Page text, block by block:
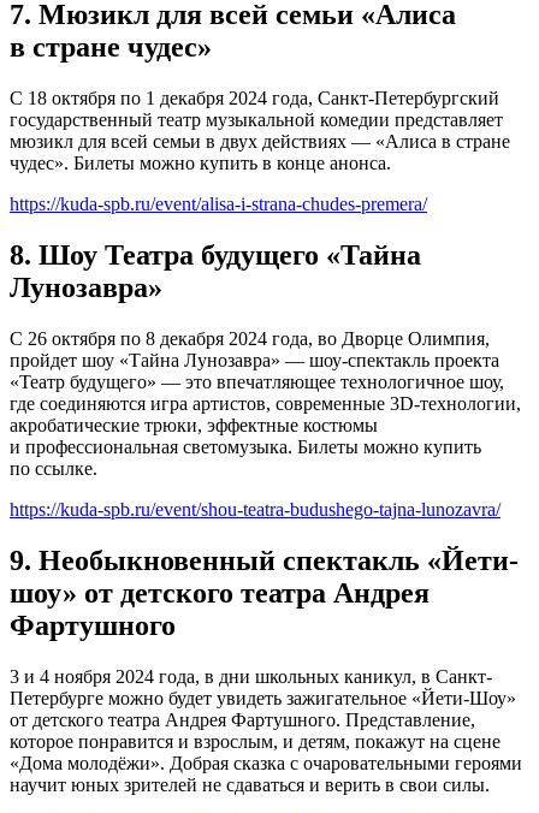
7. Мюзикл для всей семьи «Алиса
в стране чудес»
С 18 октября по 1 декабря 2024 года, Санкт-Петербургский
государственный театр музыкальной комедии представляет
мюзикл для всей семьи в двух действиях — «Алиса в стране
чудес». Билеты можно купить в конце анонса.
https://kuda-spb.ru/event/alisa-i-strana-chudes-premera/
8. Шоу Театра будущего «Тайна
Лунозавра»
С 26 октября по 8 декабря 2024 года, во Дворце Олимпия,
пройдет шоу «Тайна Лунозавра» — шоу-спектакль проекта
«Театр будущего» — это впечатляющее технологичное шоу,
где соединяются игра артистов, современные 3D-технологии,
акробатические трюки, эффектные костюмы
и профессиональная светомузыка. Билеты можно купить
по ссылке.
https://kuda-spb.ru/event/shou-teatra-budushego-tajna-lunozavra/
9. Необыкновенный спектакль «Йети-
шоу» от детского театра Андрея
Фартушного
3 и 4 ноября 2024 года, в дни школьных каникул, в Санкт-
Петербурге можно будет увидеть зажигательное «Йети-Шоу»
от детского театра Андрея Фартушного. Представление,
которое понравится и взрослым, и детям, покажут на сцене
«Дома молодёжи». Добрая сказка с очаровательными героями
научит юных зрителей не сдаваться и верить в свои силы.